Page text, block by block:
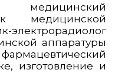
медицинской
электрорадиолог
аппаратуры
изготовление и